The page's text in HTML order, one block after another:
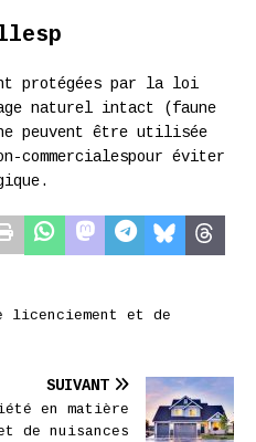
protégées par la loi
naturel intact (faune
peuvent être utilisée
commercialespour éviter
licenciement et de
SUIVANT
en matière
de nuisances